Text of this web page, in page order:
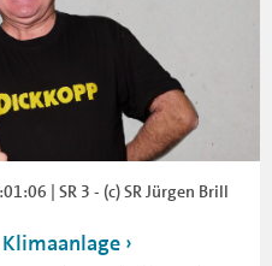
| SR 3 - (c) SR Jürgen Brill